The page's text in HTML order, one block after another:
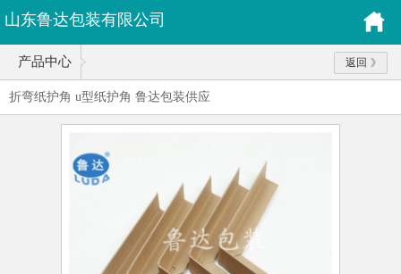
山东鲁达包装有限公司
产品中心 返回
折弯纸护角 u型纸护角 鲁达包装供应